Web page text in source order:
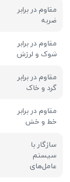
مقاوم در برابر
ضربه
مقاوم در برابر
شوک و لرزش
مقاوم در برابر
گرد و خاک
مقاوم در برابر
خط و خش
سازگار با
سیستم
عامل‌های